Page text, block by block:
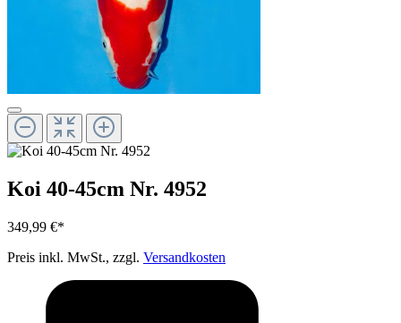
Koi 40-45cm Nr. 4952
349,99 €*
Preis inkl. MwSt., zzgl. Versandkosten